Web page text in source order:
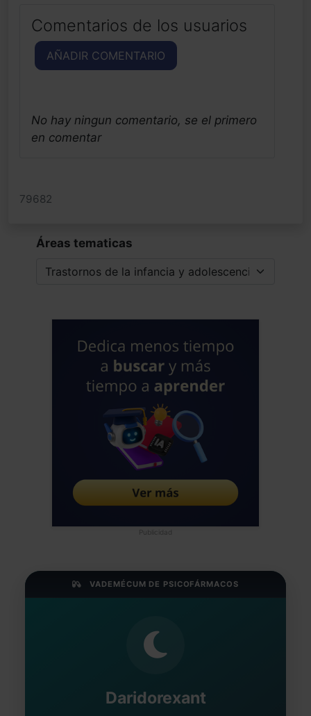
Comentarios de los usuarios
AÑADIR COMENTARIO
No hay ningun comentario, se el primero
en comentar
79682
Áreas tematicas
Publicidad
VADEMÉCUM DE PSICOFÁRMACOS
Daridorexant